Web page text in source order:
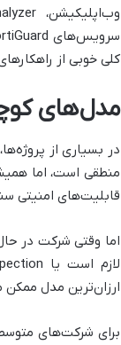
سرویس‌های FortiGuard است. برای مشاهده مسیر کامل‌تر محصولات این برند، صفحه
کلی خوبی از
مدل‌های
در بسیاری از
منطقی است، اما
قابلیت‌های امنیتی
ارزان‌ترین مدل ممکن